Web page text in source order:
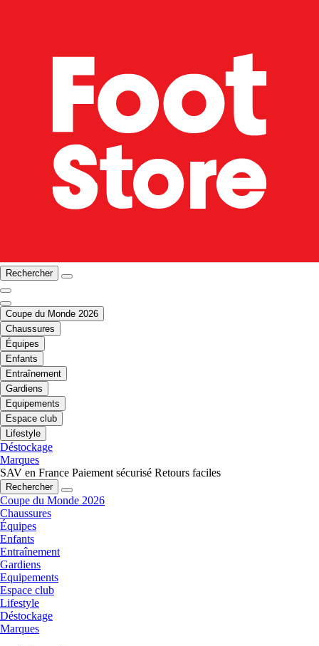
Rechercher
Coupe du Monde 2026
Chaussures
Équipes
Enfants
Entraînement
Gardiens
Equipements
Espace club
Lifestyle
Déstockage
Marques
SAV en France Paiement sécurisé Retours faciles
Rechercher
Coupe du Monde 2026
Chaussures
Équipes
Enfants
Entraînement
Gardiens
Equipements
Espace club
Lifestyle
Déstockage
Marques